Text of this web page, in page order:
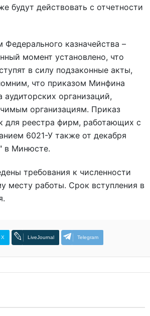
будут действовать с отчетности
казначейства –
момент установлено, что
в силу подзаконные акты,
что приказом Минфина
организаций,
организациям. Приказ
для реестра фирм, работающих с
6021-У также от декабря
в Минюсте.
требования к численности
месту работы. Срок вступления в
X LiveJournal Telegram